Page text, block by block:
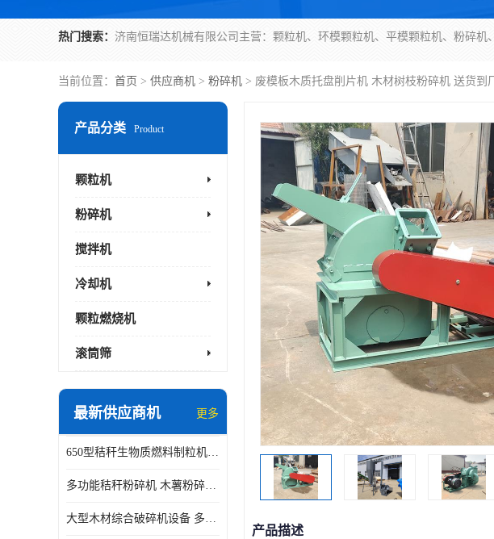
热门搜索：
当前位置： 首页 > 供应商机 > 粉碎机 > 废模板木质托盘削片机 木材树枝粉碎机 送货到厂
产品分类 Product
颗粒机
粉碎机
搅拌机
冷却机
颗粒燃烧机
滚筒筛
最新供应商机 更多
650型秸秆生物质燃料制粒机 豆粨麸皮造粒机 平模木屑颗粒机
多功能秸秆粉碎机 木薯粉碎机 自有工厂
大型木材综合破碎机设备 多功能木屑粉碎机 废料木材粉碎机
产品描述